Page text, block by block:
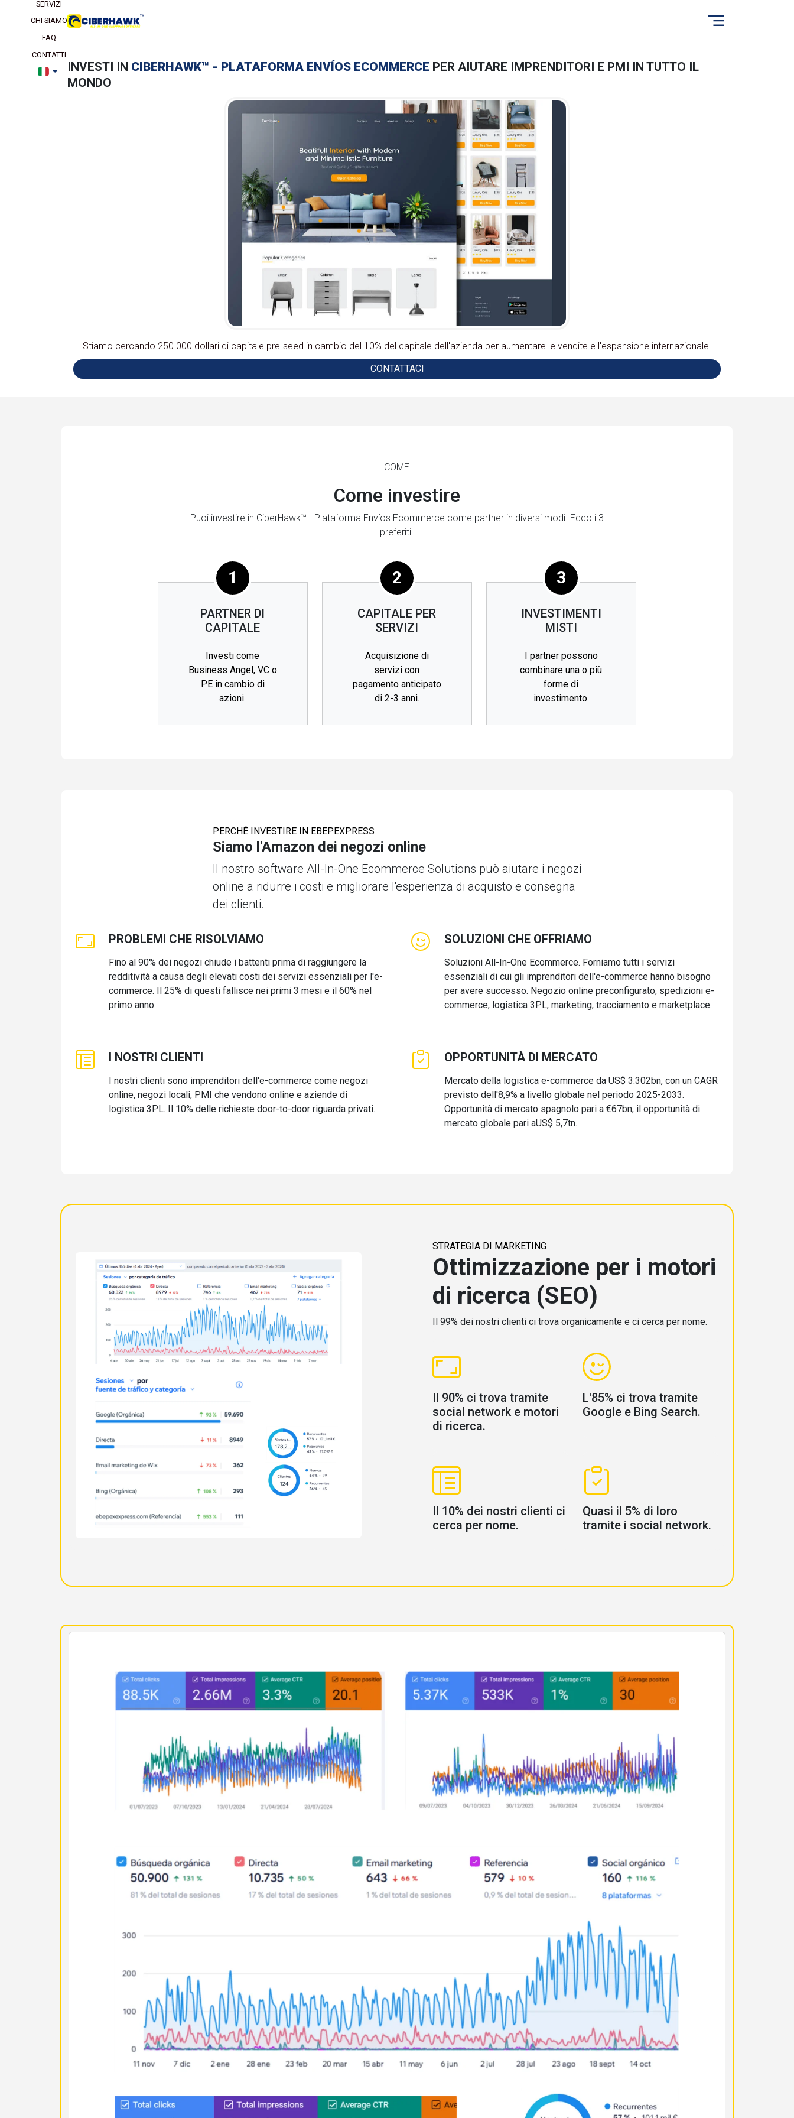
SERVIZI
CHI SIAMO
FAQ
CONTATTI
INVESTI IN CIBERHAWK™ - PLATAFORMA ENVÍOS ECOMMERCE PER AIUTARE IMPRENDITORI E PMI IN TUTTO IL
MONDO
Stiamo cercando 250.000 dollari di capitale pre-seed in cambio del 10% del capitale dell'azienda per aumentare le vendite e l'espansione internazionale.
CONTATTACI
COME
Come investire
Puoi investire in CiberHawk™ - Plataforma Envíos Ecommerce come partner in diversi modi. Ecco i 3
preferiti.
1
PARTNER DI
CAPITALE
Investi come
Business Angel, VC o
PE in cambio di
azioni.
2
CAPITALE PER
SERVIZI
Acquisizione di
servizi con
pagamento anticipato
di 2-3 anni.
3
INVESTIMENTI
MISTI
I partner possono
combinare una o più
forme di
investimento.
PERCHÉ INVESTIRE IN EBEPEXPRESS
Siamo l'Amazon dei negozi online
Il nostro software All-In-One Ecommerce Solutions può aiutare i negozi
online a ridurre i costi e migliorare l'esperienza di acquisto e consegna
dei clienti.
PROBLEMI CHE RISOLVIAMO
Fino al 90% dei negozi chiude i battenti prima di raggiungere la
redditività a causa degli elevati costi dei servizi essenziali per l'e-
commerce. Il 25% di questi fallisce nei primi 3 mesi e il 60% nel
primo anno.
SOLUZIONI CHE OFFRIAMO
Soluzioni All-In-One Ecommerce. Forniamo tutti i servizi
essenziali di cui gli imprenditori dell'e-commerce hanno bisogno
per avere successo. Negozio online preconfigurato, spedizioni e-
commerce, logistica 3PL, marketing, tracciamento e marketplace.
I NOSTRI CLIENTI
I nostri clienti sono imprenditori dell'e-commerce come negozi
online, negozi locali, PMI che vendono online e aziende di
logistica 3PL. Il 10% delle richieste door-to-door riguarda privati.
OPPORTUNITÀ DI MERCATO
Mercato della logistica e-commerce da US$ 3.302bn, con un CAGR
previsto dell'8,9% a livello globale nel periodo 2025-2033.
Opportunità di mercato spagnolo pari a €67bn, il opportunità di
mercato globale pari aUS$ 5,7tn.
STRATEGIA DI MARKETING
Ottimizzazione per i motori
di ricerca (SEO)
Il 99% dei nostri clienti ci trova organicamente e ci cerca per nome.
Il 90% ci trova tramite
social network e motori
di ricerca.
L'85% ci trova tramite
Google e Bing Search.
Il 10% dei nostri clienti ci
cerca per nome.
Quasi il 5% di loro
tramite i social network.